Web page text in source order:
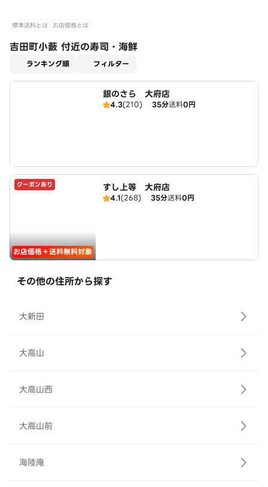
標準送料とは お店価格とは
吉田町小藪 付近の寿司・海鮮
ランキング順 フィルター
銀のさら 大府店
4.3(210) 35分送料0円
クーポンあり
お店価格＋送料無料対象
すし上等 大府店
4.1(268) 35分送料0円
その他の住所から探す
大新田
大高山
大高山西
大高山前
海陸庵